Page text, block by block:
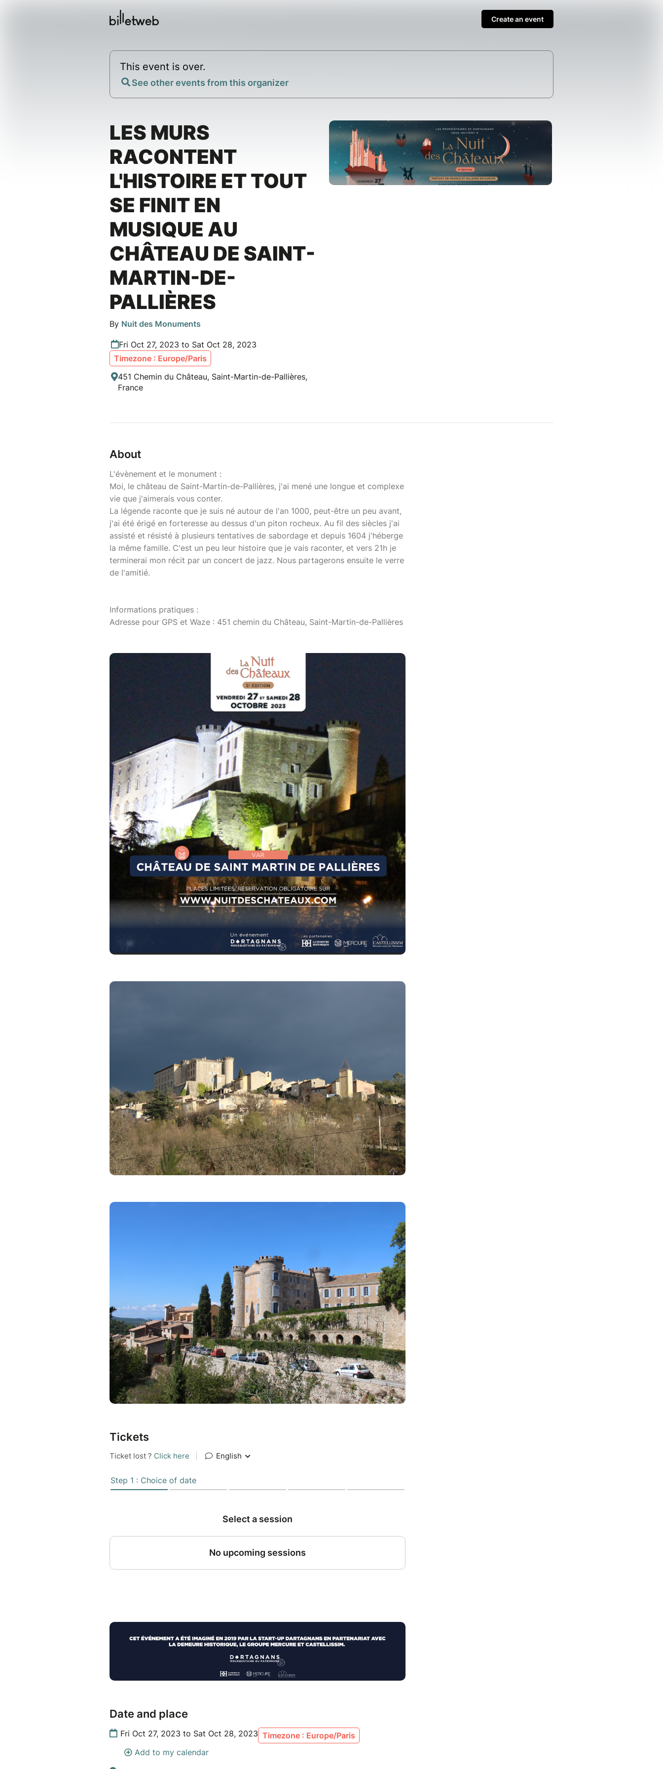
Create an event
This event is over.
See other events from this organizer
LES MURS
RACONTENT
L'HISTOIRE ET TOUT
SE FINIT EN
MUSIQUE AU
CHÂTEAU DE SAINT-
MARTIN-DE-
PALLIÈRES
By Nuit des Monuments
Fri Oct 27, 2023 to Sat Oct 28, 2023
Timezone : Europe/Paris
451 Chemin du Château, Saint-Martin-de-Pallières,
France
About
L'évènement et le monument :
Moi, le château de Saint-Martin-de-Pallières, j'ai mené une longue et complexe
vie que j'aimerais vous conter.
La légende raconte que je suis né autour de l'an 1000, peut-être un peu avant,
j'ai été érigé en forteresse au dessus d'un piton rocheux. Au fil des siècles j'ai
assisté et résisté à plusieurs tentatives de sabordage et depuis 1604 j'héberge
la même famille. C'est un peu leur histoire que je vais raconter, et vers 21h je
terminerai mon récit par un concert de jazz. Nous partagerons ensuite le verre
de l'amitié.
Informations pratiques :
Adresse pour GPS et Waze : 451 chemin du Château, Saint-Martin-de-Pallières
Tickets
Date and place
Fri Oct 27, 2023 to Sat Oct 28, 2023 Timezone : Europe/Paris
Add to my calendar